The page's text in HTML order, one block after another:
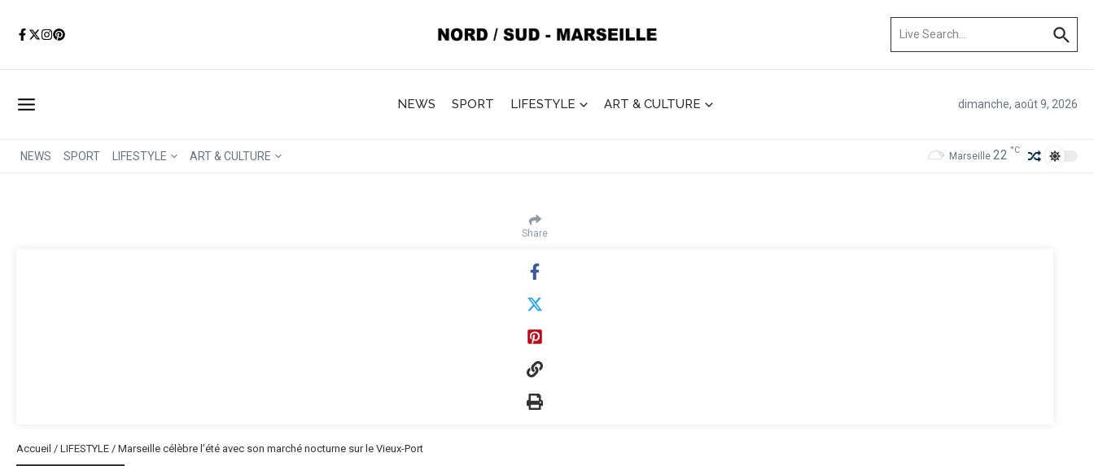
NEWS SPORT LIFESTYLE ART & CULTURE dimanche, août 9, 2026
NEWS SPORT LIFESTYLE ART & CULTURE Marseille 22 °C
Share
Accueil / LIFESTYLE / Marseille célèbre l’été avec son marché nocturne sur le Vieux-Port